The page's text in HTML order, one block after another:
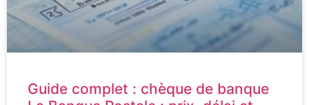
Guide complet : chèque de banque